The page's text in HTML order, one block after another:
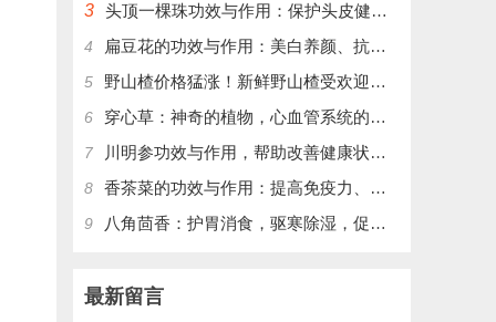
3 头顶一棵珠功效与作用：保护头皮健康，改善头发质量
4 扁豆花的功效与作用：美白养颜、抗衰老、促进消化、缓解便秘
5 野山楂价格猛涨！新鲜野山楂受欢迎，别错过最好时机！
6 穿心草：神奇的植物，心血管系统的护卫
7 川明参功效与作用，帮助改善健康状况，提升免疫力
8 香茶菜的功效与作用：提高免疫力、保护肝脏、降低血糖
9 八角茴香：护胃消食，驱寒除湿，促进血液循环
最新留言